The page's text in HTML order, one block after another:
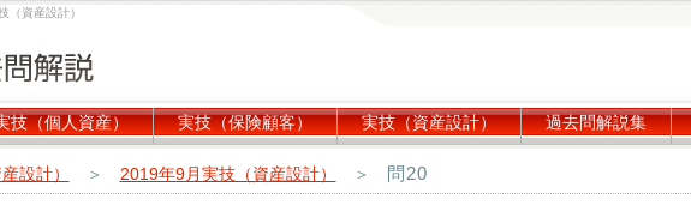
資産設計）
技（個人資産） 実技（保険顧客） 実技（資産設計） 過去問解説集
設計） ＞ 2019年9月実技（資産設計） ＞ 問20